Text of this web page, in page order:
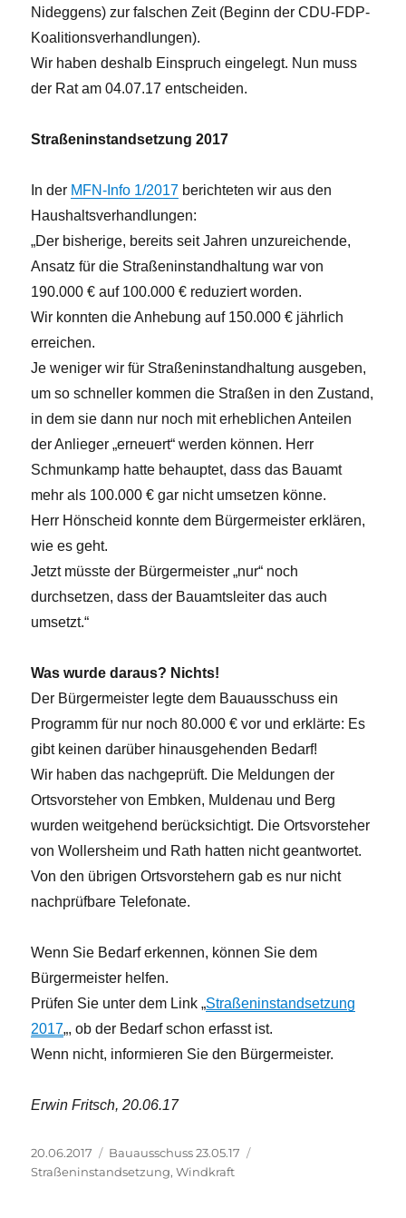
Nideggens) zur falschen Zeit (Beginn der CDU-FDP-
Koalitionsverhandlungen).
Wir haben deshalb Einspruch eingelegt. Nun muss
der Rat am 04.07.17 entscheiden.
Straßeninstandsetzung 2017
In der MFN-Info 1/2017 berichteten wir aus den
Haushaltsverhandlungen:
„Der bisherige, bereits seit Jahren unzureichende,
Ansatz für die Straßeninstandhaltung war von
190.000 € auf 100.000 € reduziert worden.
Wir konnten die Anhebung auf 150.000 € jährlich
erreichen.
Je weniger wir für Straßeninstandhaltung ausgeben,
um so schneller kommen die Straßen in den Zustand,
in dem sie dann nur noch mit erheblichen Anteilen
der Anlieger „erneuert“ werden können. Herr
Schmunkamp hatte behauptet, dass das Bauamt
mehr als 100.000 € gar nicht umsetzen könne.
Herr Hönscheid konnte dem Bürgermeister erklären,
wie es geht.
Jetzt müsste der Bürgermeister „nur“ noch
durchsetzen, dass der Bauamtsleiter das auch
umsetzt.“
Was wurde daraus? Nichts!
Der Bürgermeister legte dem Bauausschuss ein
Programm für nur noch 80.000 € vor und erklärte: Es
gibt keinen darüber hinausgehenden Bedarf!
Wir haben das nachgeprüft. Die Meldungen der
Ortsvorsteher von Embken, Muldenau und Berg
wurden weitgehend berücksichtigt. Die Ortsvorsteher
von Wollersheim und Rath hatten nicht geantwortet.
Von den übrigen Ortsvorstehern gab es nur nicht
nachprüfbare Telefonate.
Wenn Sie Bedarf erkennen, können Sie dem
Bürgermeister helfen.
Prüfen Sie unter dem Link „Straßeninstandsetzung
2017„, ob der Bedarf schon erfasst ist.
Wenn nicht, informieren Sie den Bürgermeister.
Erwin Fritsch, 20.06.17
Veröffentlicht
am
20.06.2017 Kategorien
Bauausschuss 23.05.17
Straßeninstandsetzung,Windkraft